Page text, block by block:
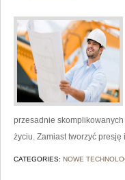
przesadnie
życiu. Zamiast tworzyć
CATEGORIES: NOWE